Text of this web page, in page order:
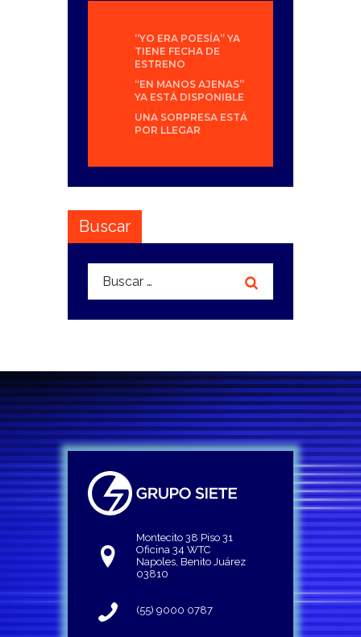
“YO ERA POESÍA” YA
TIENE FECHA DE
ESTRENO
“EN MANOS AJENAS”
YA ESTÁ DISPONIBLE
UNA SORPRESA ESTÁ
POR LLEGAR
Buscar
Buscar:
Montecito 38 Piso 31
Oficina 34 WTC
Napoles, Benito Juárez
03810
(55) 9000 0787